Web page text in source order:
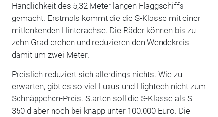
Handlichkeit des 5,32 Meter langen Flaggschiffs
gemacht. Erstmals kommt die die S-Klasse mit einer
mitlenkenden Hinterachse. Die Räder können bis zu
zehn Grad drehen und reduzieren den Wendekreis
damit um zwei Meter.
Preislich reduziert sich allerdings nichts. Wie zu
erwarten, gibt es so viel Luxus und Hightech nicht zum
Schnäppchen-Preis. Starten soll die S-Klasse als S
350 d aber noch bei knapp unter 100.000 Euro. Die